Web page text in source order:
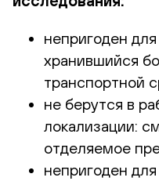
непригоден
хранившийся
транспортной
не берутся в
локализации:
отделяемое
непригоден